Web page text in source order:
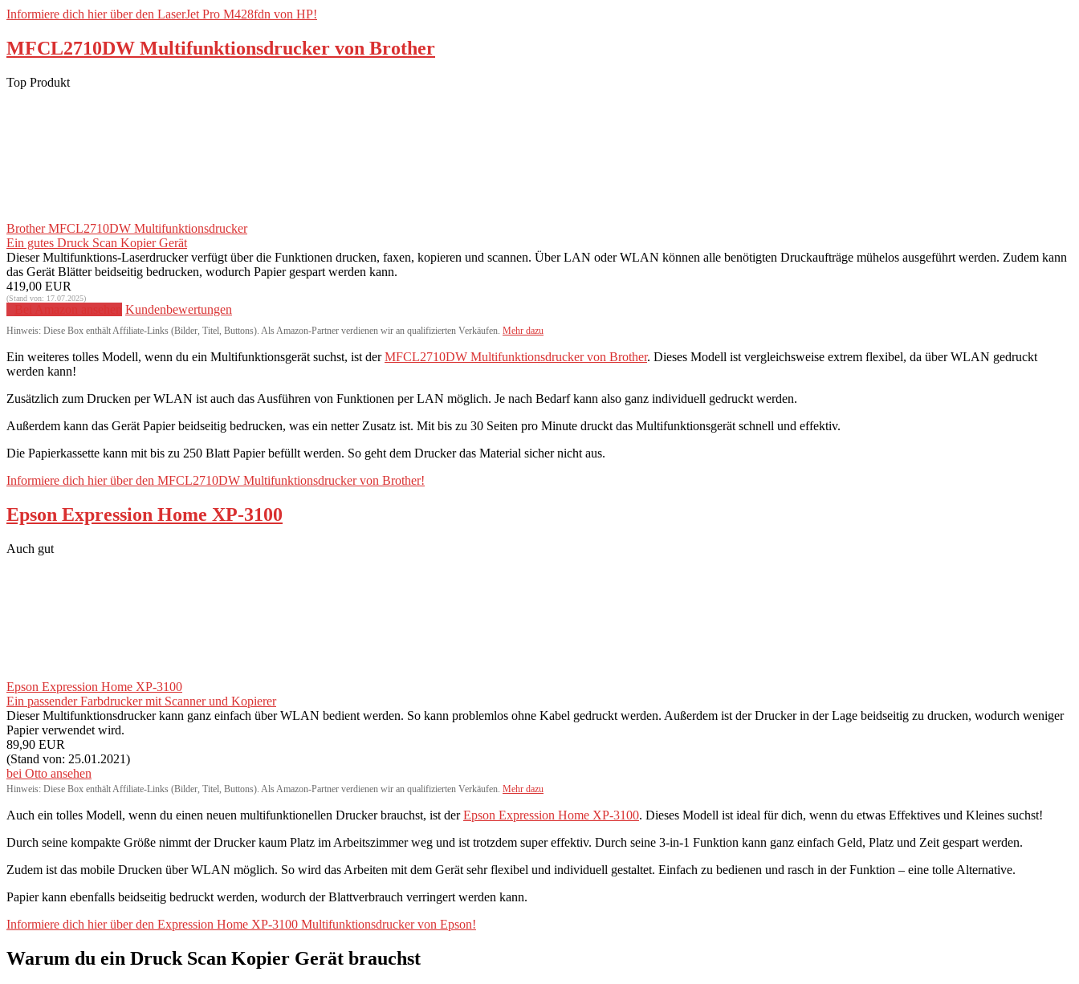
Informiere dich hier über den LaserJet Pro M428fdn von HP!
MFCL2710DW Multifunktionsdrucker von Brother
Top Produkt
Brother MFCL2710DW Multifunktionsdrucker
Ein gutes Druck Scan Kopier Gerät
Dieser Multifunktions-Laserdrucker verfügt über die Funktionen drucken, faxen, kopieren und scannen. Über LAN oder WLAN können alle benötigten Druckaufträge mühelos ausgeführt werden. Zudem kann
das Gerät Blätter beidseitig bedrucken, wodurch Papier gespart werden kann.
419,00 EUR
(Stand von: 17.07.2025)
Kundenbewertungen
Hinweis: Diese Box enthält Affiliate-Links (Bilder, Titel, Buttons). Als Amazon-Partner verdienen wir an qualifizierten Verkäufen. Mehr dazu
Ein weiteres tolles Modell, wenn du ein Multifunktionsgerät suchst, ist derMFCL2710DW Multifunktionsdrucker von Brother. Dieses Modell ist vergleichsweise extrem flexibel, da über WLAN gedruckt
werden kann!
Zusätzlich zum Drucken per WLAN ist auch das Ausführen von Funktionen per LAN möglich. Je nach Bedarf kann also ganz individuell gedruckt werden.
Außerdem kann das Gerät Papier beidseitig bedrucken, was ein netter Zusatz ist. Mit bis zu 30 Seiten pro Minute druckt das Multifunktionsgerät schnell und effektiv.
Die Papierkassette kann mit bis zu 250 Blatt Papier befüllt werden. So geht dem Drucker das Material sicher nicht aus.
Informiere dich hier über den MFCL2710DW Multifunktionsdrucker von Brother!
Epson Expression Home XP-3100
Auch gut
Epson Expression Home XP-3100
Ein passender Farbdrucker mit Scanner und Kopierer
Dieser Multifunktionsdrucker kann ganz einfach über WLAN bedient werden. So kann problemlos ohne Kabel gedruckt werden. Außerdem ist der Drucker in der Lage beidseitig zu drucken, wodurch weniger
Papier verwendet wird.
89,90 EUR
(Stand von: 25.01.2021)
bei Otto ansehen
Hinweis: Diese Box enthält Affiliate-Links (Bilder, Titel, Buttons). Als Amazon-Partner verdienen wir an qualifizierten Verkäufen. Mehr dazu
Auch ein tolles Modell, wenn du einen neuen multifunktionellen Drucker brauchst, ist derEpson Expression Home XP-3100. Dieses Modell ist ideal für dich, wenn du etwas Effektives und Kleines suchst!
Durch seine kompakte Größe nimmt der Drucker kaum Platz im Arbeitszimmer weg und ist trotzdem super effektiv. Durch seine 3-in-1 Funktion kann ganz einfach Geld, Platz und Zeit gespart werden.
Zudem ist das mobile Drucken über WLAN möglich. So wird das Arbeiten mit dem Gerät sehr flexibel und individuell gestaltet. Einfach zu bedienen und rasch in der Funktion – eine tolle Alternative.
Papier kann ebenfalls beidseitig bedruckt werden, wodurch der Blattverbrauch verringert werden kann.
Informiere dich hier über den Expression Home XP-3100 Multifunktionsdrucker von Epson!
Warum du ein Druck Scan Kopier Gerät brauchst